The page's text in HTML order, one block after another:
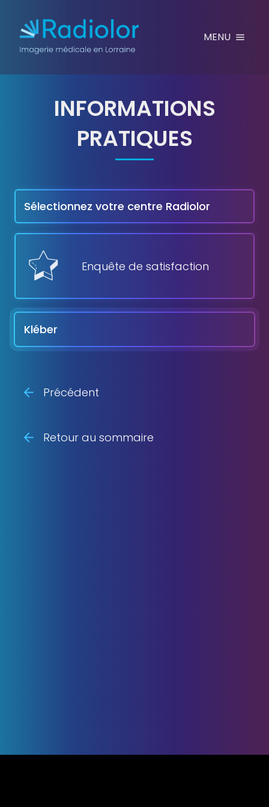
MENU
INFORMATIONS
PRATIQUES
Sélectionnez votre centre Radiolor
Enquête de satisfaction
Kléber
Précédent
Retour au sommaire